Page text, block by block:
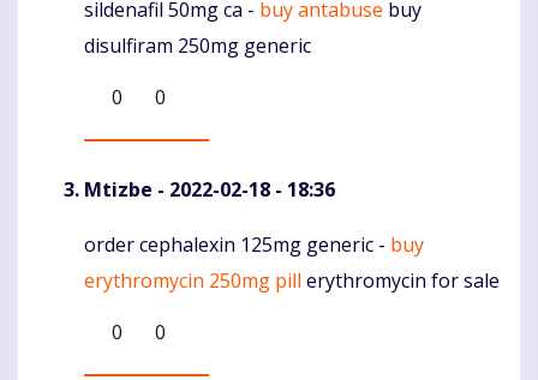
Komentaras
sildenafil 50mg ca - buy antabuse buy
disulfiram 250mg generic
0
0
Mtizbe - 2022-02-18 - 18:36
Komentaras
order cephalexin 125mg generic - buy
erythromycin 250mg pill erythromycin for sale
0
0